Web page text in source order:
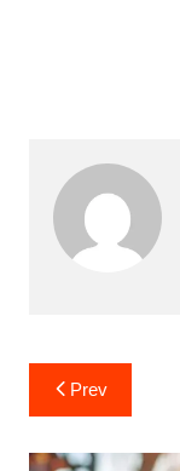
Post
navigation
Prev